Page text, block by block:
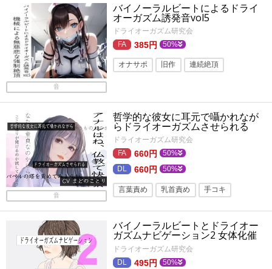
音
バイノーラルビートによるドライ
オーガズム誘発音vol5
ドライオーガズム研究会
385円 50%
オナサポ 旧作 連続絶頂
メス男子
音
哲学的な彼女に耳元で囁かれなが
らドライオーガズムさせられる
ドライオーガズム研究会
660円 50%
660円 50%
言葉責め 乳首責め 手コキ
ASMR 淫語 アナル
バイノーラル 旧作
バイノーラルビートとドライオー
ガズムナビゲーション2 女体化催
〇アプローチ
ドライオーガズム研究会
495円 50%